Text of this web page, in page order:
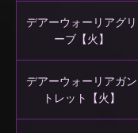
デアーウォーリアグリ
ーブ【火】
デアーウォーリアガン
トレット【火】